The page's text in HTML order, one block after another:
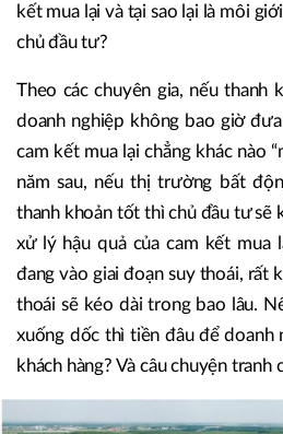
kết mua lại và tại sao lại là môi
chủ đầu tư?
Theo các chuyên gia, nếu thanh
doanh nghiệp không bao giờ
cam kết mua lại chẳng khác nào
năm sau, nếu thị trường bất
thanh khoản tốt thì chủ đầu tư sẽ
xử lý hậu quả của cam kết mua
đang vào giai đoạn suy thoái, rất
thoái sẽ kéo dài trong bao lâu.
xuống dốc thì tiền đâu để doanh
khách hàng? Và câu chuyện